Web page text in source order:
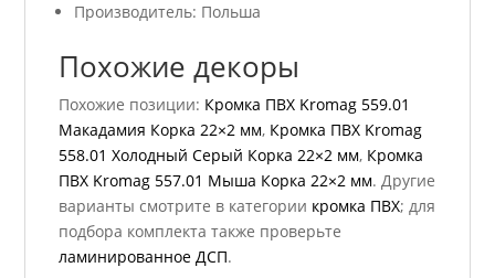
Производитель: Польша
Похожие декоры
Похожие позиции: Кромка ПВХ Kromag 559.01
Макадамия Корка 22×2 мм, Кромка ПВХ Kromag
558.01 Холодный Серый Корка 22×2 мм, Кромка
ПВХ Kromag 557.01 Мыша Корка 22×2 мм. Другие
варианты смотрите в категории кромка ПВХ; для
подбора комплекта также проверьте
ламинированное ДСП.